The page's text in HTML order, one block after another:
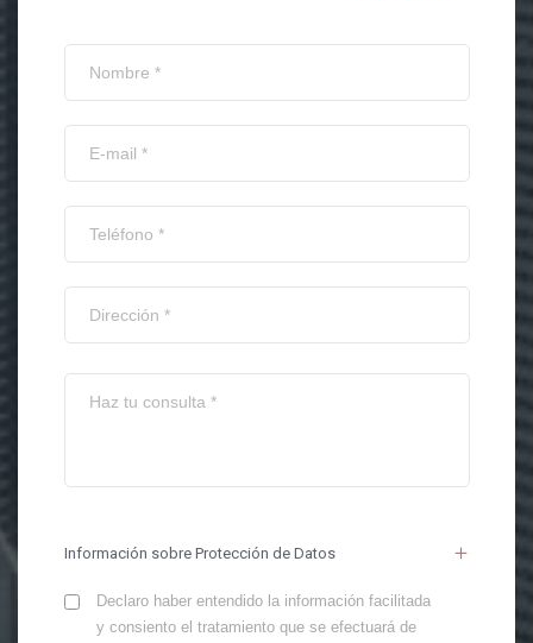
Información sobre Protección de Datos
Declaro haber entendido la información facilitada
y consiento el tratamiento que se efectuará de